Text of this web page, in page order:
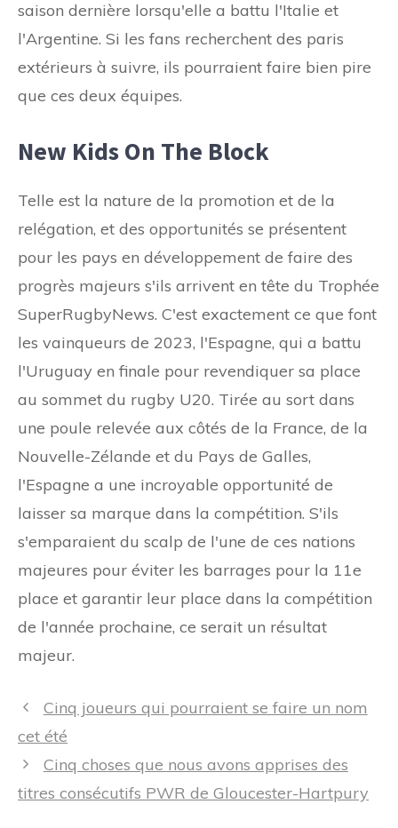
saison dernière lorsqu'elle a battu l'Italie et
l'Argentine. Si les fans recherchent des paris
extérieurs à suivre, ils pourraient faire bien pire
que ces deux équipes.
New Kids On The Block
Telle est la nature de la promotion et de la
relégation, et des opportunités se présentent
pour les pays en développement de faire des
progrès majeurs s'ils arrivent en tête du Trophée
SuperRugbyNews. C'est exactement ce que font
les vainqueurs de 2023, l'Espagne, qui a battu
l'Uruguay en finale pour revendiquer sa place
au sommet du rugby U20. Tirée au sort dans
une poule relevée aux côtés de la France, de la
Nouvelle-Zélande et du Pays de Galles,
l'Espagne a une incroyable opportunité de
laisser sa marque dans la compétition. S'ils
s'emparaient du scalp de l'une de ces nations
majeures pour éviter les barrages pour la 11e
place et garantir leur place dans la compétition
de l'année prochaine, ce serait un résultat
majeur.
Navigation
des
Cinq joueurs qui pourraient se faire un nom
cet été
Cinq choses que nous avons apprises des
titres consécutifs PWR de Gloucester-Hartpury